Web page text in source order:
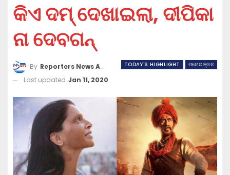
କିଏ ଦମ୍ ଦେଖାଇଲା, ଦୀପିକା
ନା ଦେବଗନ୍
TODAY'S HIGHLIGHT ମନୋରଞ୍ଜନ
By Reporters News Agency
Last updated Jan 11, 2020